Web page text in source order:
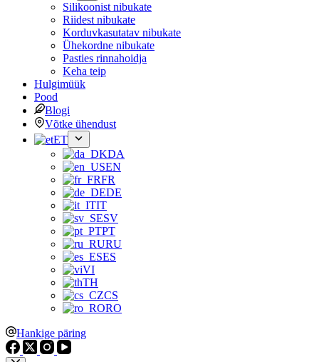
Silikoonist nibukate
Riidest nibukate
Korduvkasutatav nibukate
Ühekordne nibukate
Pasties rinnahoidja
Keha teip
Hulgimüük
Pood
Blogi
Võtke ühendust
ET
DA
EN
FR
DE
IT
SV
PT
RU
ES
VI
TH
CS
RO
Hankige päring